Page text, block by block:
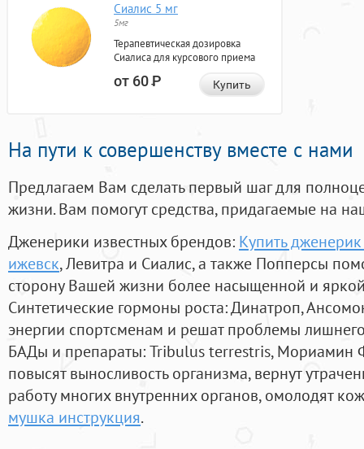
Сиалис 5 мг
5мг
Терапевтическая дозировка
Сиалиса для курсового приема
от 60Р Купить
На пути к совершенству вместе с нами
Предлагаем Вам сделать первый шаг для
жизни. Вам помогут средства, придагаемые на
Дженерики известных брендов: Купить
ижевск, Левитра и Сиалис, а также Попперсы
сторону Вашей жизни более насыщенной и
Синтетические гормоны роста: Динатроп,
энергии спортсменам и решат проблемы
БАДы и препараты:Tribulus terrestris, Мориамин
повысят выносливость организма, вернут
работу многих внутренних органов, омолодят
мушка инструкция.